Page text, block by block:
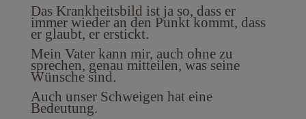
Das Krankheitsbild ist ja so, dass er
immer wieder an den Punkt kommt, dass
er glaubt, er erstickt.
Mein Vater kann mir, auch ohne zu
sprechen, genau mitteilen, was seine
Wünsche sind.
Auch unser Schweigen hat eine
Bedeutung.